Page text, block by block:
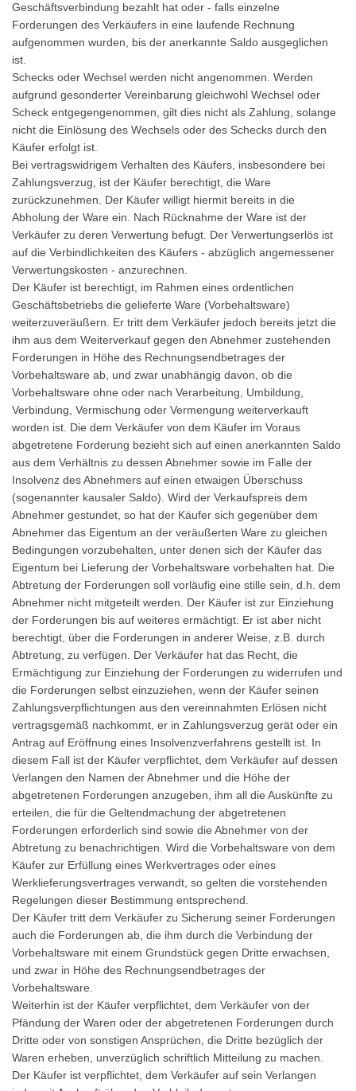
Geschäftsverbindung bezahlt hat oder - falls einzelne
Forderungen des Verkäufers in eine laufende Rechnung
aufgenommen wurden, bis der anerkannte Saldo ausgeglichen
ist.
Schecks oder Wechsel werden nicht angenommen. Werden
aufgrund gesonderter Vereinbarung gleichwohl Wechsel oder
Scheck entgegengenommen, gilt dies nicht als Zahlung, solange
nicht die Einlösung des Wechsels oder des Schecks durch den
Käufer erfolgt ist.
Bei vertragswidrigem Verhalten des Käufers, insbesondere bei
Zahlungsverzug, ist der Käufer berechtigt, die Ware
zurückzunehmen. Der Käufer willigt hiermit bereits in die
Abholung der Ware ein. Nach Rücknahme der Ware ist der
Verkäufer zu deren Verwertung befugt. Der Verwertungserlös ist
auf die Verbindlichkeiten des Käufers - abzüglich angemessener
Verwertungskosten - anzurechnen.
Der Käufer ist berechtigt, im Rahmen eines ordentlichen
Geschäftsbetriebs die gelieferte Ware (Vorbehaltsware)
weiterzuveräußern. Er tritt dem Verkäufer jedoch bereits jetzt die
ihm aus dem Weiterverkauf gegen den Abnehmer zustehenden
Forderungen in Höhe des Rechnungsendbetrages der
Vorbehaltsware ab, und zwar unabhängig davon, ob die
Vorbehaltsware ohne oder nach Verarbeitung, Umbildung,
Verbindung, Vermischung oder Vermengung weiterverkauft
worden ist. Die dem Verkäufer von dem Käufer im Voraus
abgetretene Forderung bezieht sich auf einen anerkannten Saldo
aus dem Verhältnis zu dessen Abnehmer sowie im Falle der
Insolvenz des Abnehmers auf einen etwaigen Überschuss
(sogenannter kausaler Saldo). Wird der Verkaufspreis dem
Abnehmer gestundet, so hat der Käufer sich gegenüber dem
Abnehmer das Eigentum an der veräußerten Ware zu gleichen
Bedingungen vorzubehalten, unter denen sich der Käufer das
Eigentum bei Lieferung der Vorbehaltsware vorbehalten hat. Die
Abtretung der Forderungen soll vorläufig eine stille sein, d.h. dem
Abnehmer nicht mitgeteilt werden. Der Käufer ist zur Einziehung
der Forderungen bis auf weiteres ermächtigt. Er ist aber nicht
berechtigt, über die Forderungen in anderer Weise, z.B. durch
Abtretung, zu verfügen. Der Verkäufer hat das Recht, die
Ermächtigung zur Einziehung der Forderungen zu widerrufen und
die Forderungen selbst einzuziehen, wenn der Käufer seinen
Zahlungsverpflichtungen aus den vereinnahmten Erlösen nicht
vertragsgemäß nachkommt, er in Zahlungsverzug gerät oder ein
Antrag auf Eröffnung eines Insolvenzverfahrens gestellt ist. In
diesem Fall ist der Käufer verpflichtet, dem Verkäufer auf dessen
Verlangen den Namen der Abnehmer und die Höhe der
abgetretenen Forderungen anzugeben, ihm all die Auskünfte zu
erteilen, die für die Geltendmachung der abgetretenen
Forderungen erforderlich sind sowie die Abnehmer von der
Abtretung zu benachrichtigen. Wird die Vorbehaltsware von dem
Käufer zur Erfüllung eines Werkvertrages oder eines
Werklieferungsvertrages verwandt, so gelten die vorstehenden
Regelungen dieser Bestimmung entsprechend.
Der Käufer tritt dem Verkäufer zu Sicherung seiner Forderungen
auch die Forderungen ab, die ihm durch die Verbindung der
Vorbehaltsware mit einem Grundstück gegen Dritte erwachsen,
und zwar in Höhe des Rechnungsendbetrages der
Vorbehaltsware.
Weiterhin ist der Käufer verpflichtet, dem Verkäufer von der
Pfändung der Waren oder der abgetretenen Forderungen durch
Dritte oder von sonstigen Ansprüchen, die Dritte bezüglich der
Waren erheben, unverzüglich schriftlich Mitteilung zu machen.
Der Käufer ist verpflichtet, dem Verkäufer auf sein Verlangen